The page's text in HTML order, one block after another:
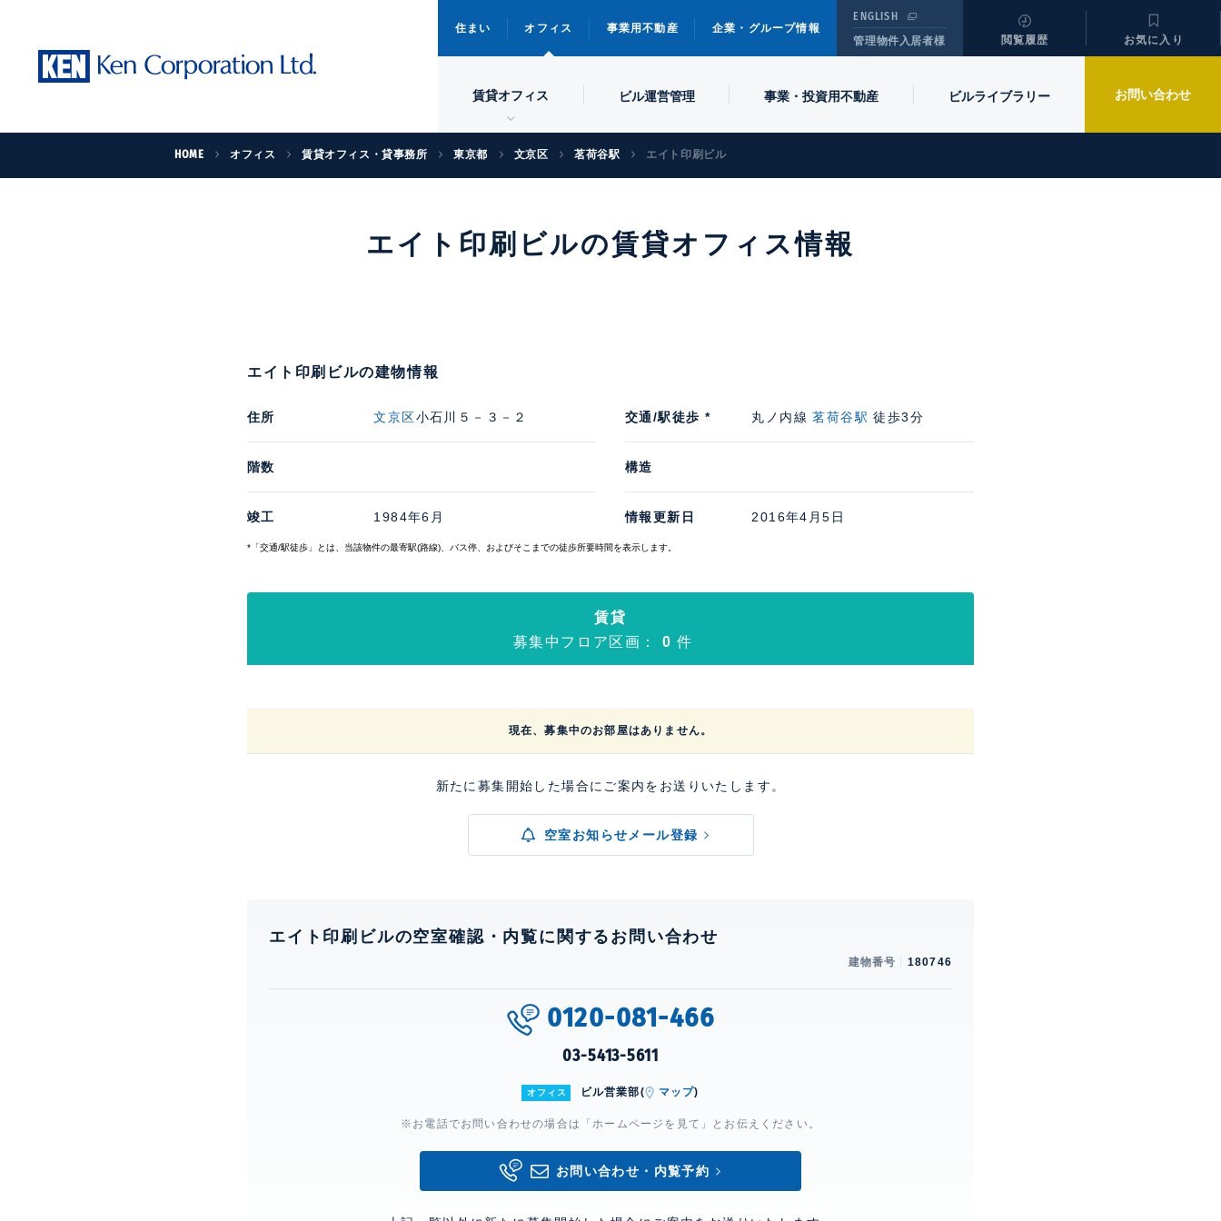
住まい オフィス 事業用不動産 企業・グループ情報
ENGLISH
管理物件入居者様
閲覧履歴 お気に入り
賃貸オフィス ビル運営管理 事業・投資用不動産 ビルライブラリー お問い合わせ
HOME オフィス 賃貸オフィス・貸事務所 東京都 文京区 茗荷谷駅 エイト印刷ビル
エイト印刷ビルの賃貸オフィス情報
エイト印刷ビルの建物情報
住所 文京区小石川５－３－２ 交通/駅徒歩 * 丸ノ内線茗荷谷駅 徒歩3分
階数 構造
竣工 1984年6月 情報更新日 2016年4月5日
*「交通/駅徒歩」とは、当該物件の最寄駅(路線)、バス停、およびそこまでの徒歩所要時間を表示します。
賃貸
募集中フロア区画： 0 件
現在、募集中のお部屋はありません。
新たに募集開始した場合にご案内をお送りいたします。
空室お知らせメール登録
エイト印刷ビルの空室確認・内覧に関するお問い合わせ
建物番号 180746
0120-081-466
03-5413-5611
オフィス ビル営業部( マップ)
※お電話でお問い合わせの場合は「ホームページを見て」とお伝えください。
お問い合わせ・内覧予約